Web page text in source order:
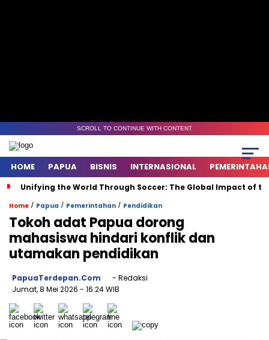
SCROLL TO CONTINUE WITH CONTENT
HOME PAPUA BISNIS INTERNASIONAL
Unifying the World Through Soccer: The Global Impact of
Home / Papua / Pemerintahan / Pendidikan
Tokoh adat Papua dorong
mahasiswa hindari konflik dan
utamakan pendidikan
PapuaTerdepan.com
- Redaksi
Jumat, 8 Mei 2026 - 16:24 WIB